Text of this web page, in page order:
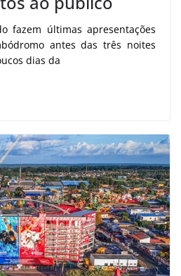
fazem últimas apresentações
antes das três noites
dias da